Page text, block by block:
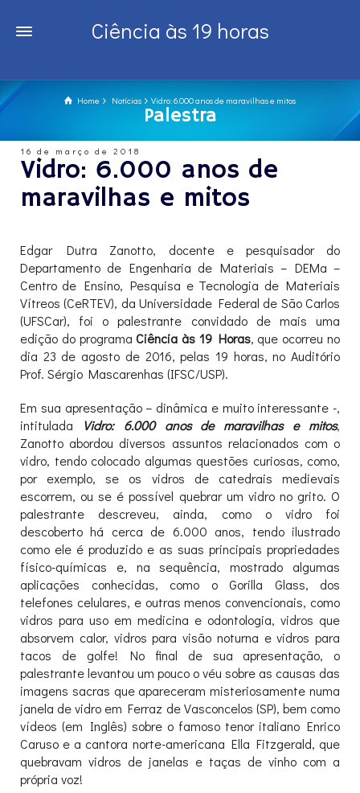
Ciência às 19 horas
Home Notícias Vidro: 6.000 anos de maravilhas e mitos
Palestra
16 de março de 2018
Vidro: 6.000 anos de
maravilhas e mitos
Edgar Dutra Zanotto, docente e pesquisador do
Departamento de Engenharia de Materiais – DEMa –
Centro de Ensino, Pesquisa e Tecnologia de Materiais
Vítreos (CeRTEV), da Universidade Federal de São Carlos
(UFSCar), foi o palestrante convidado de mais uma
edição do programaCiência às 19 Horas, que ocorreu no
dia 23 de agosto de 2016, pelas 19 horas, no Auditório
Prof. Sérgio Mascarenhas (IFSC/USP).
Em sua apresentação – dinâmica e muito interessante -,
intitulada
Vidro: 6.000 anos de maravilhas e mitos,
Zanotto abordou diversos assuntos relacionados com o
vidro, tendo colocado algumas questões curiosas, como,
por exemplo, se os vidros de catedrais medievais
escorrem, ou se é possível quebrar um vidro no grito. O
palestrante descreveu, ainda, como o vidro foi
descoberto há cerca de 6.000 anos, tendo ilustrado
como ele é produzido e as suas principais propriedades
físico-químicas e, na sequência, mostrado algumas
aplicações conhecidas, como o Gorilla Glass, dos
telefones celulares, e outras menos convencionais, como
vidros para uso em medicina e odontologia, vidros que
absorvem calor, vidros para visão noturna e vidros para
tacos de golfe! No final de sua apresentação, o
palestrante levantou um pouco o véu sobre as causas das
imagens sacras que apareceram misteriosamente numa
janela de vidro em Ferraz de Vasconcelos (SP), bem como
vídeos (em Inglês) sobre o famoso tenor italiano Enrico
Caruso e a cantora norte-americana Ella Fitzgerald, que
quebravam vidros de janelas e taças de vinho com a
própria voz!